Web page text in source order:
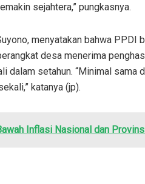
sejahtera,” pungkasnya.
menyatakan bahwa PPDI
desa menerima
dalam setahun. “Minimal sama
katanya (jp).
Inflasi Nasional dan